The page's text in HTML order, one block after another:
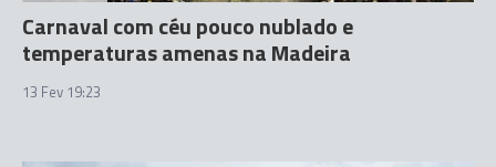
Carnaval com céu pouco nublado e
temperaturas amenas na Madeira
13 Fev 19:23